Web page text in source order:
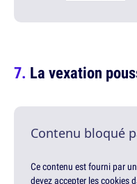
La vexation
Contenu bloqué
Ce contenu est fourni par
devez accepter les cookies